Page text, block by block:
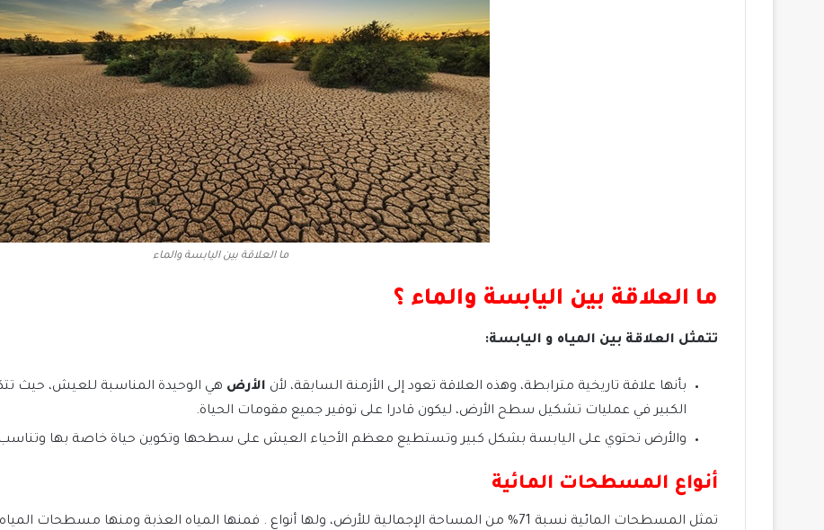
ما العلاقة بين اليابسة والماء
ما العلاقة بين اليابسة والماء ؟
تتمثل العلاقة بين المياه و اليابسة:
بأنها علاقة تاريخية مترابطة، وهذه العلاقة تعود إلى الأزمنة السابقة، لأن الأرض هي الوحيدة المناسبة للعيش، حيث
الكبير في عمليات تشكيل سطح الأرض، ليكون قادرا على توفير جميع مقومات الحياة.
والأرض تحتوي على اليابسة بشكل كبير وتستطيع معظم الأحياء العيش على سطحها وتكوين حياة خاصة بها
أنواع المسطحات المائية
تمثل المسطحات المائية نسبة 71% من المساحة الإجمالية للأرض، ولها أنواع . فمنها المياه العذبة ومنها مسطحات المياه المالحة.